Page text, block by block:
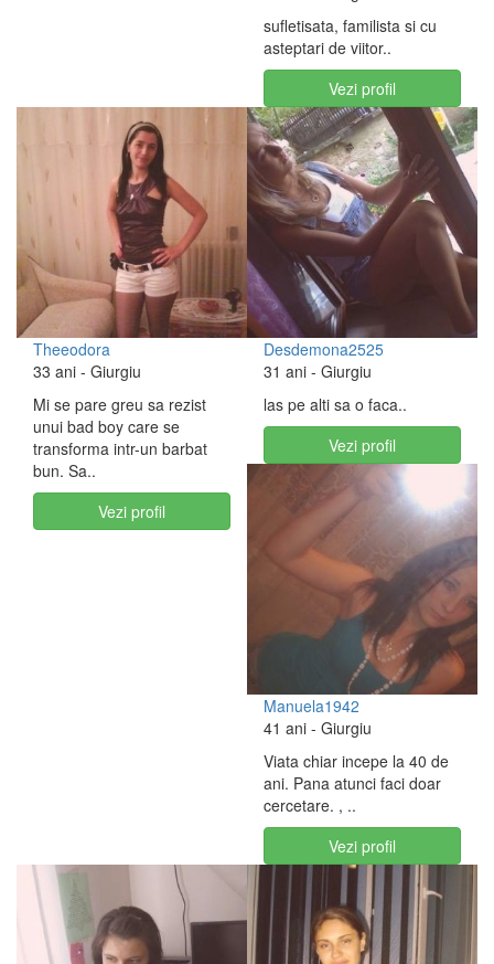
sufletisata, familista si cu
asteptari de viitor..
Vezi profil
Theeodora
33 ani - Giurgiu
Mi se pare greu sa rezist
unui bad boy care se
transforma intr-un barbat
bun. Sa..
Vezi profil
Desdemona2525
31 ani - Giurgiu
las pe alti sa o faca..
Vezi profil
Manuela1942
41 ani - Giurgiu
Viata chiar incepe la 40 de
ani. Pana atunci faci doar
cercetare. , ..
Vezi profil